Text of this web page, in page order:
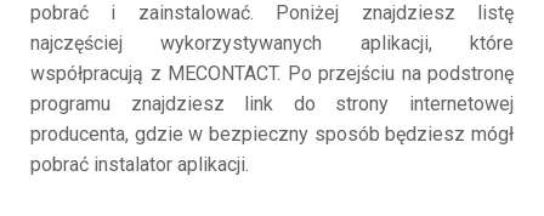
pobrać i zainstalować. Poniżej znajdziesz listę
najczęściej wykorzystywanych aplikacji, które
współpracują z MECONTACT. Po przejściu na podstronę
programu znajdziesz link do strony internetowej
producenta, gdzie w bezpieczny sposób będziesz mógł
pobrać instalator aplikacji.